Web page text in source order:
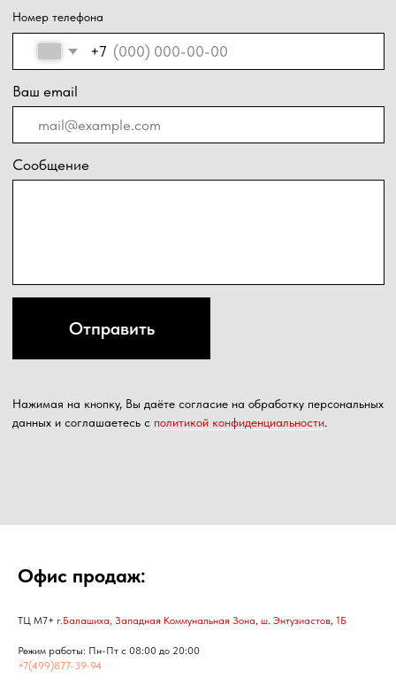
Офис продаж:
ТЦ М7+ г.Балашиха, Западная Коммунальная Зона, ш. Энтузиастов, 1Б
Режим работы: Пн-Пт с 08:00 до 20:00
+7(499)877-39-94